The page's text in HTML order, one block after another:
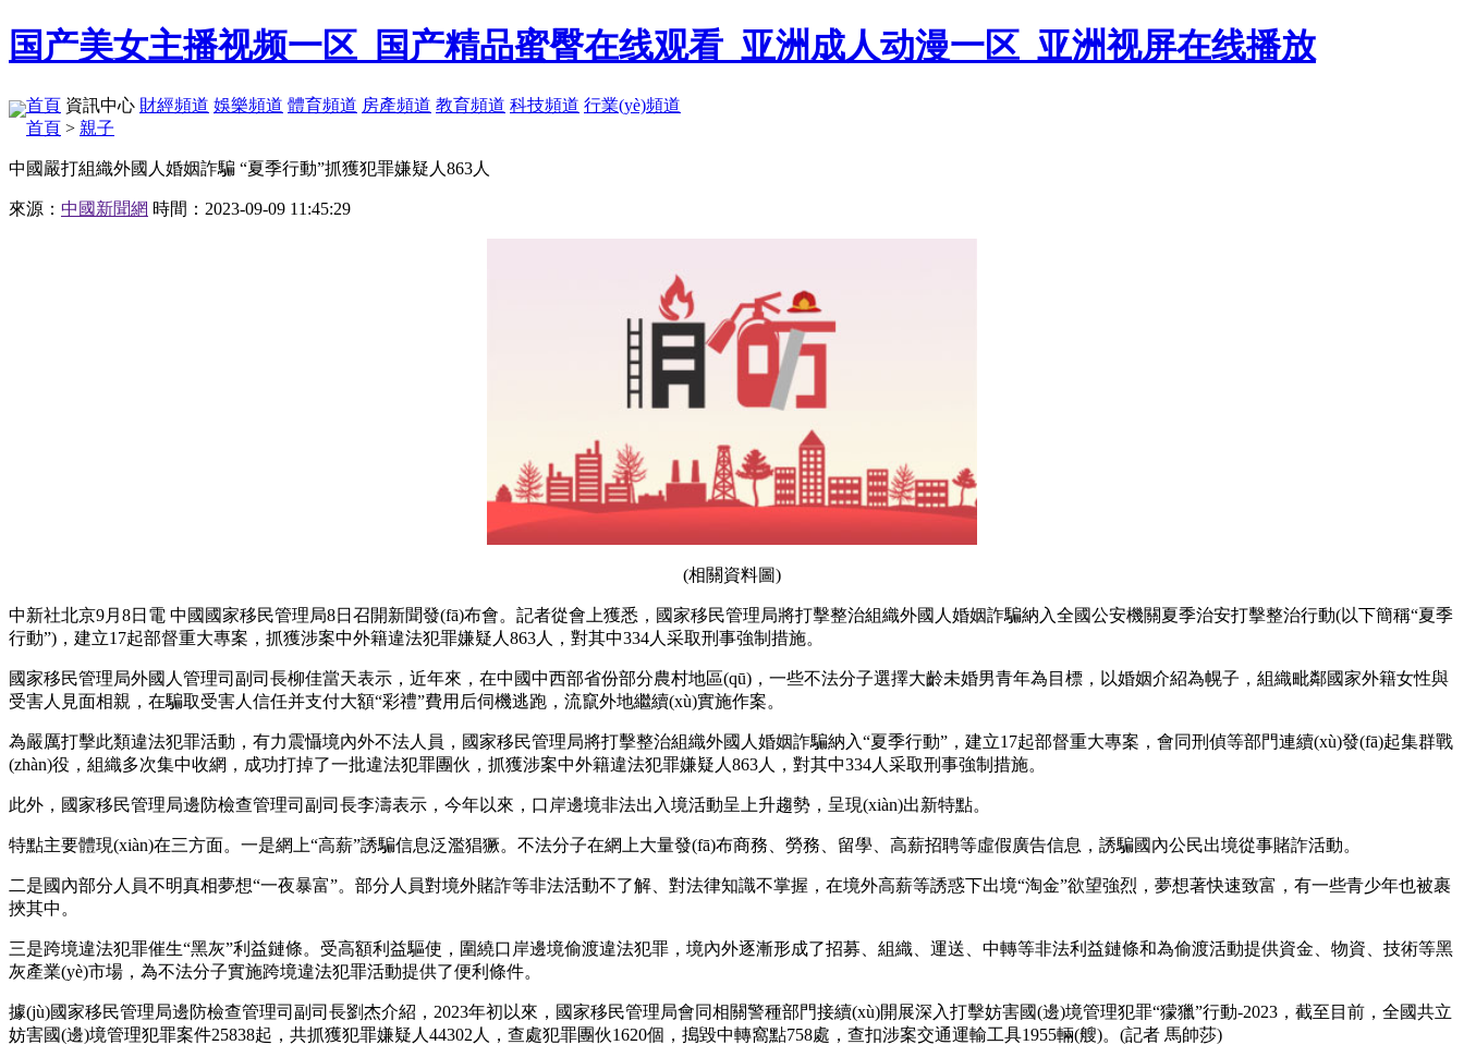
国产美女主播视频一区_国产精品蜜臀在线观看_亚洲成人动漫一区_亚洲视屏在线播放
首頁 資訊中心 財經頻道 娛樂頻道 體育頻道 房產頻道 教育頻道 科技頻道 行業(yè)頻道
首頁 > 親子
中國嚴打組織外國人婚姻詐騙 “夏季行動”抓獲犯罪嫌疑人863人
來源： 中國新聞網 時間：2023-09-09 11:45:29
(相關資料圖)
中新社北京9月8日電 中國國家移民管理局8日召開新聞發(fā)布會。記者從會上獲悉，國家移民管理局將打擊整治組織外國人婚姻詐騙納入全國公安機關夏季治安打擊整治行動(以下簡稱“夏季
行動”)，建立17起部督重大專案，抓獲涉案中外籍違法犯罪嫌疑人863人，對其中334人采取刑事強制措施。
國家移民管理局外國人管理司副司長柳佳當天表示，近年來，在中國中西部省份部分農村地區(qū)，一些不法分子選擇大齡未婚男青年為目標，以婚姻介紹為幌子，組織毗鄰國家外籍女性與
受害人見面相親，在騙取受害人信任并支付大額“彩禮”費用后伺機逃跑，流竄外地繼續(xù)實施作案。
為嚴厲打擊此類違法犯罪活動，有力震懾境內外不法人員，國家移民管理局將打擊整治組織外國人婚姻詐騙納入“夏季行動”，建立17起部督重大專案，會同刑偵等部門連續(xù)發(fā)起集群戰
(zhàn)役，組織多次集中收網，成功打掉了一批違法犯罪團伙，抓獲涉案中外籍違法犯罪嫌疑人863人，對其中334人采取刑事強制措施。
此外，國家移民管理局邊防檢查管理司副司長李濤表示，今年以來，口岸邊境非法出入境活動呈上升趨勢，呈現(xiàn)出新特點。
特點主要體現(xiàn)在三方面。一是網上“高薪”誘騙信息泛濫猖獗。不法分子在網上大量發(fā)布商務、勞務、留學、高薪招聘等虛假廣告信息，誘騙國內公民出境從事賭詐活動。
二是國內部分人員不明真相夢想“一夜暴富”。部分人員對境外賭詐等非法活動不了解、對法律知識不掌握，在境外高薪等誘惑下出境“淘金”欲望強烈，夢想著快速致富，有一些青少年也被裹
挾其中。
三是跨境違法犯罪催生“黑灰”利益鏈條。受高額利益驅使，圍繞口岸邊境偷渡違法犯罪，境內外逐漸形成了招募、組織、運送、中轉等非法利益鏈條和為偷渡活動提供資金、物資、技術等黑
灰產業(yè)市場，為不法分子實施跨境違法犯罪活動提供了便利條件。
據(jù)國家移民管理局邊防檢查管理司副司長劉杰介紹，2023年初以來，國家移民管理局會同相關警種部門接續(xù)開展深入打擊妨害國(邊)境管理犯罪“獴獵”行動-2023，截至目前，全國共立
妨害國(邊)境管理犯罪案件25838起，共抓獲犯罪嫌疑人44302人，查處犯罪團伙1620個，搗毀中轉窩點758處，查扣涉案交通運輸工具1955輛(艘)。(記者 馬帥莎)